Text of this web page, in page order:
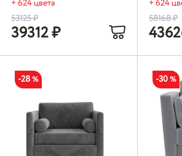
+ 624 цвета
53125₽
39312₽
+ 624
58168₽
-28% -30%